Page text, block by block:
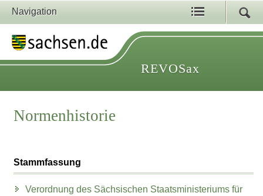
Navigation
REVOSax
Normenhistorie
Stammfassung
Verordnung des Sächsischen Staatsministeriums für